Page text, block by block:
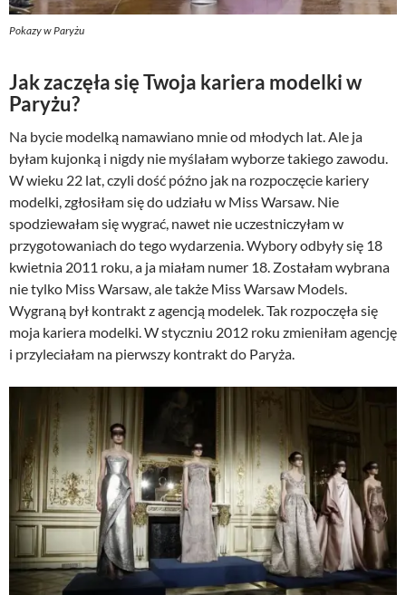
Pokazy w Paryżu
Jak zaczęła się Twoja kariera modelki w
Paryżu?
Na bycie modelką namawiano mnie od młodych lat. Ale ja
byłam kujonką i nigdy nie myślałam wyborze takiego zawodu.
W wieku 22 lat, czyli dość późno jak na rozpoczęcie kariery
modelki, zgłosiłam się do udziału w Miss Warsaw. Nie
spodziewałam się wygrać, nawet nie uczestniczyłam w
przygotowaniach do tego wydarzenia. Wybory odbyły się 18
kwietnia 2011 roku, a ja miałam numer 18. Zostałam wybrana
nie tylko Miss Warsaw, ale także Miss Warsaw Models.
Wygraną był kontrakt z agencją modelek. Tak rozpoczęła się
moja kariera modelki. W styczniu 2012 roku zmieniłam agencję
i przyleciałam na pierwszy kontrakt do Paryża.